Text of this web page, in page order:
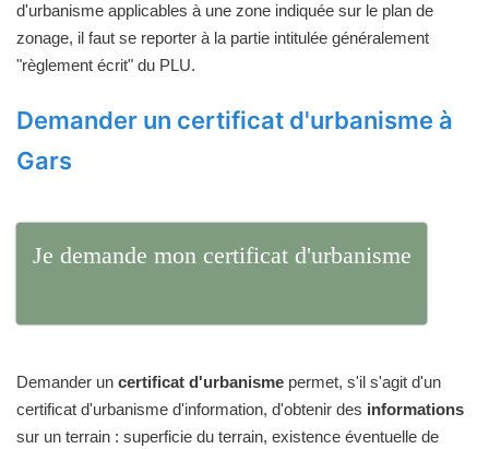
d'urbanisme applicables à une zone indiquée sur le plan de
zonage, il faut se reporter à la partie intitulée généralement
"règlement écrit" du PLU.
Demander un certificat d'urbanisme à
Gars
Je demande mon certificat d'urbanisme
Demander un certificat d'urbanisme permet, s'il s'agit d'un
certificat d'urbanisme d'information, d'obtenir des informations
sur un terrain : superficie du terrain, existence éventuelle de